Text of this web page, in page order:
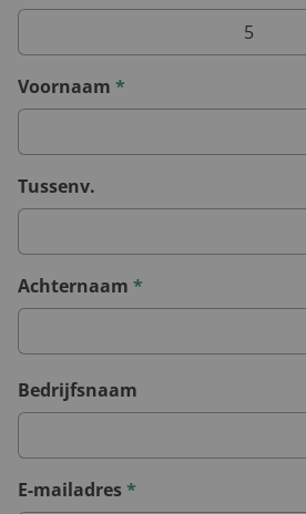
Voornaam *
Tussenv.
Achternaam *
Bedrijfsnaam
E-mailadres*